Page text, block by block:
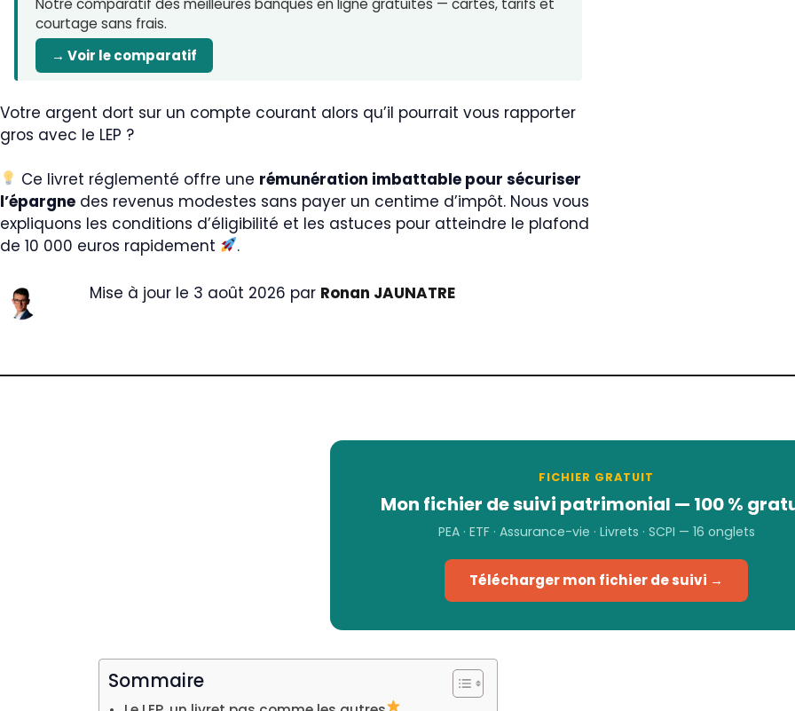
courtage sans frais.
→ Voir le comparatif
Votre argent dort sur un compte courant alors qu’il pourrait vous rapporter
gros avec le LEP ?
Ce livret réglementé offre une rémunération imbattable pour sécuriser
l’épargne des revenus modestes sans payer un centime d’impôt. Nous vous
expliquons les conditions d’éligibilité et les astuces pour atteindre le plafond
de 10 000 euros rapidement
.
Mise à jour le 3 août 2026 par Ronan JAUNATRE
FICHIER GRATUIT
Mon fichier de suivi patrimonial — 100 %
PEA · ETF · Assurance-vie · Livrets · SCPI — 16 onglets
Télécharger mon fichier de suivi →
Sommaire